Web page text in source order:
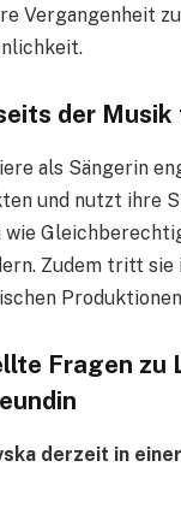
Vergangenheit
der
als Sängerin
und nutzt ihre
Zudem tritt sie
Fragen zu
derzeit in